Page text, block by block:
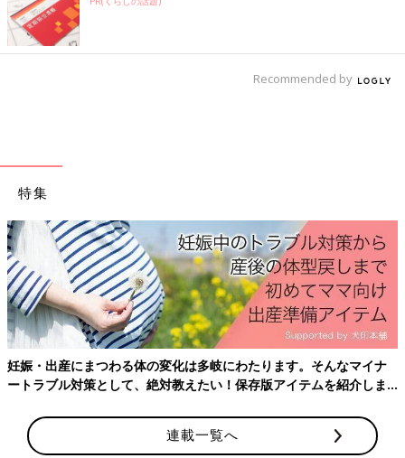
さらに、成長に合わせてサイズを2段階調整できるようになって
いる点も嬉しいところ。少しでも長く着られるような工夫がされ
ています。
実際に商品を手にとると、「さすが、おさがり推奨！」と口に出
してしまうほど。想像以上に”しっかり”していました。
おさがり推奨の理由は「赤ちゃんの未来を守るた
おさがり推奨のお名前タグや、長く着られるためのサイズ調整機
Recommended by
特集
妊娠・出産にまつわる体の変化は多岐にわたります。そんなマイナ
ートラブル対策として、絶対教えたい！保存版アイテムを紹介しま
連載一覧へ